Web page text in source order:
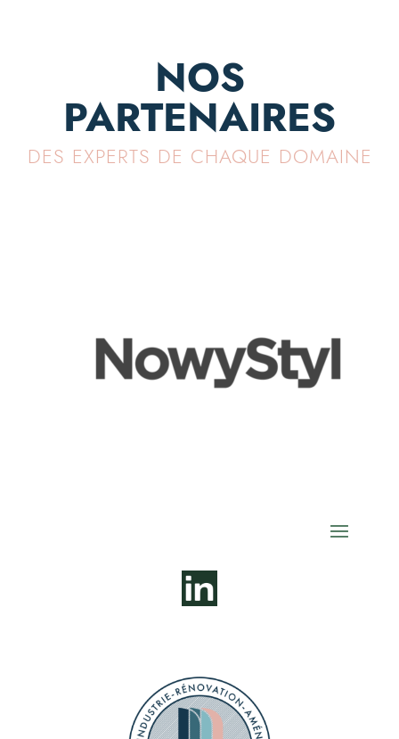
NOS
PARTENAIRES
DES EXPERTS DE CHAQUE DOMAINE